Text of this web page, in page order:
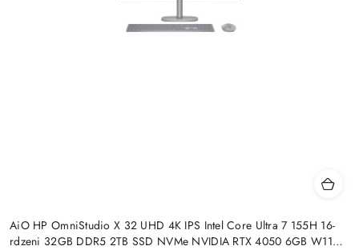
AiO HP OmniStudio X 32 UHD 4K IPS Intel Core Ultra 7 155H 16-
rdzeni 32GB DDR5 2TB SSD NVMe NVIDIA RTX 4050 6GB W11